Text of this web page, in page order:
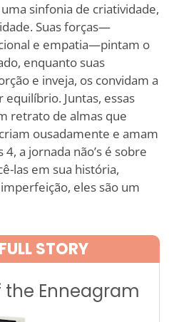
sinfonia de criatividade,
Suas forças—
e empatia—pintam o
enquanto suas
e inveja, os convidam a
Juntas, essas
retrato de almas que
ousadamente e amam
4, a jornada não’s é sobre
las em sua história,
eles são um
STORY
the Enneagram